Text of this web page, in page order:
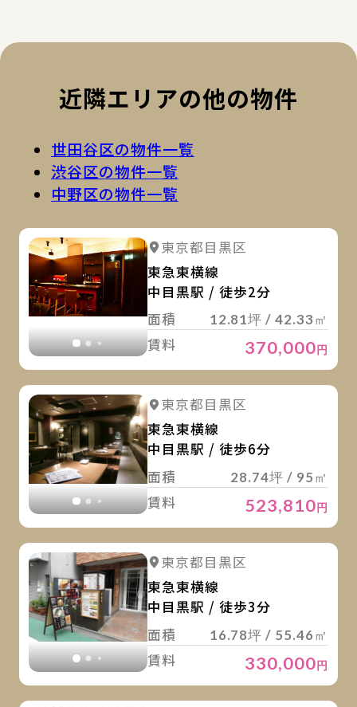
近隣エリアの他の物件
世田谷区の物件一覧
渋谷区の物件一覧
中野区の物件一覧
詳細を見る
東京都目黒区
東急東横線
中目黒駅 / 徒歩2分
面積
12.81坪 / 42.33㎡
賃料 370,000円
詳細を見る
東京都目黒区
東急東横線
中目黒駅 / 徒歩6分
面積
28.74坪 / 95㎡
賃料 523,810円
詳細を見る
東京都目黒区
東急東横線
中目黒駅 / 徒歩3分
面積
16.78坪 / 55.46㎡
賃料 330,000円